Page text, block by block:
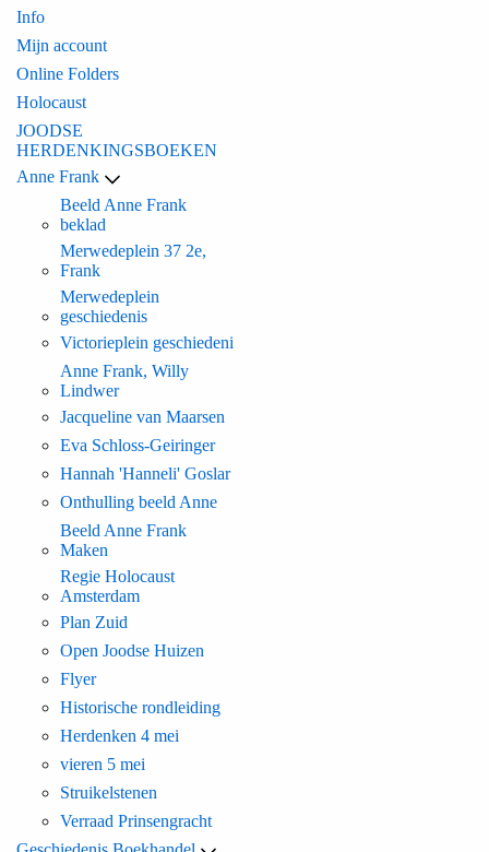
Info
Mijn account
Online Folders
Holocaust
JOODSE
HERDENKINGSBOEKEN
Anne Frank
Beeld Anne Frank
beklad
Merwedeplein 37 2e,
Frank
Merwedeplein
geschiedenis
Victorieplein geschiedeni
Anne Frank, Willy
Lindwer
Jacqueline van Maarsen
Eva Schloss-Geiringer
Hannah 'Hanneli' Goslar
Onthulling beeld Anne
Beeld Anne Frank
Maken
Regie Holocaust
Amsterdam
Plan Zuid
Open Joodse Huizen
Flyer
Historische rondleiding
Herdenken 4 mei
vieren 5 mei
Struikelstenen
Verraad Prinsengracht